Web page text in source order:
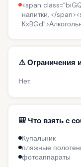
<span
напитки, </
⚠️ Ограничения
Нет
🎒 Что взять с
Купальник
пляжные
фотоаппараты